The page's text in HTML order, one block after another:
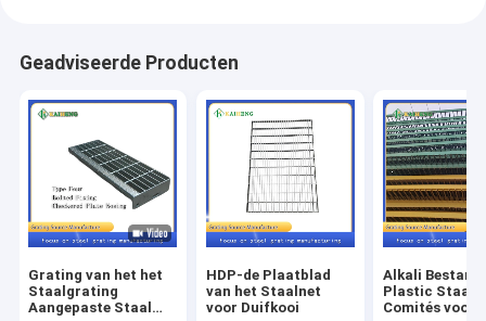
Geadviseerde Producten
Grating van het het
Staalgrating
Aangepaste Staal
HDP-de Plaatblad
van het Staalnet
voor Duifkooi
Alkali Bestand
Plastic
Comités voor